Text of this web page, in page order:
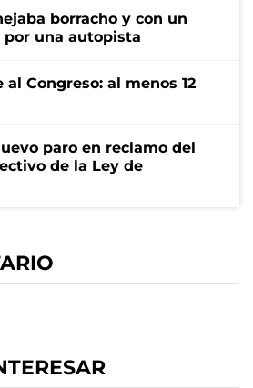
borracho y con un
una autopista
Congreso: al menos 12
paro en reclamo del
de la Ley de